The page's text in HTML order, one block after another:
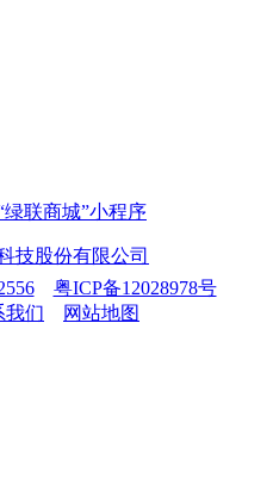
联商城”小程序
技股份有限公司
粤ICP备12028978号
我们 网站地图